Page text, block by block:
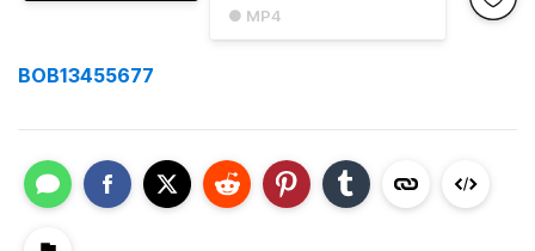
● MP4
BOB13455677